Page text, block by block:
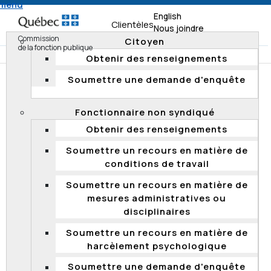
Commission
de la fonction publique
English
Nous joindre
Clientèles
Citoyen
Obtenir des renseignements
Soumettre une demande d'enquête
Fonctionnaire non syndiqué
Obtenir des renseignements
Soumettre un recours en matière de
conditions de travail
Soumettre un recours en matière de
mesures administratives ou
disciplinaires
Soumettre un recours en matière de
harcèlement psychologique
Soumettre une demande d'enquête
Accueil Documentation
Décisions
Décisions 2025
Absence de compétence de la Commission : appel en
matière de conditions de travail (2025 QCCFP 18)
Commission : appel en matière de
conditions de travail (2025 QCCFP 18)
pas compétence pour entendre l’appel en matière de
conditions de travail, déposé en vertu de l'article 127 de
Loi sur la fonction publique(LFP), d’un ancien